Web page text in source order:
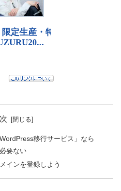
移行サービス」なら
要ない
インを登録しよう